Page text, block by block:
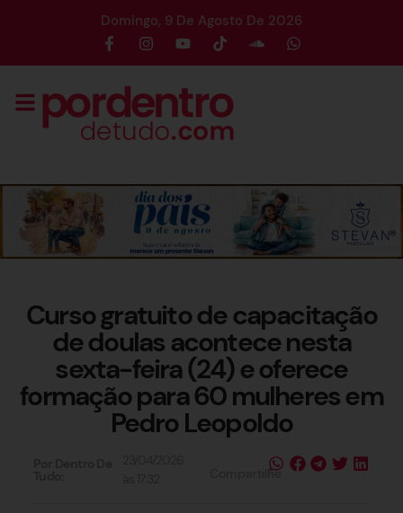
Domingo, 9 De Agosto De 2026
Curso gratuito de capacitação
de doulas acontece nesta
sexta-feira (24) e oferece
formação para 60 mulheres em
Pedro Leopoldo
Compartilhe